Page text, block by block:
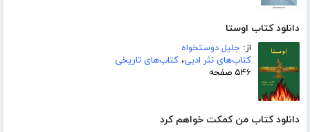
دانلود کتاب اوستا
از: جلیل دوستخواه
کتاب‌های نثر ادبی، کتاب‌های تاریخی
۵۴۶ صفحه
دانلود کتاب من کمکت خواهم کرد